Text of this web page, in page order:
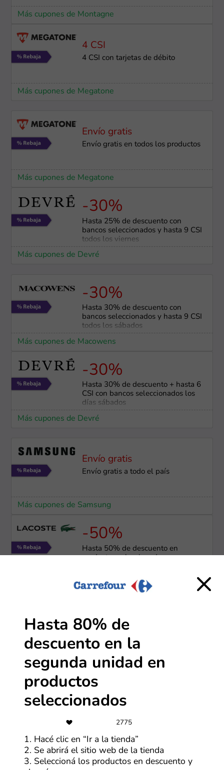
Más cupones de Montagne
4 CSI
4 CSI con tarjetas de débito
Más cupones de Megatone
Envío gratis
Envío gratis en todos los productos
Más cupones de Megatone
-30%
Hasta 25% de descuento con
bancos seleccionados y hasta 9 CSI
todos los viernes
Más cupones de Devré
-30%
Hasta 30% de descuento con
bancos seleccionados y hasta 9 CSI
todos los sábados
Más cupones de Macowens
-30%
Hasta 30% de descuento + hasta 6
CSI con bancos seleccionados los
días sábados
Más cupones de Devré
Envío gratis
Envío gratis a todo el país
Más cupones de Samsung
-50%
Hasta 50% de descuento en
productos seleccionados
Más cupones de Lacoste
12 CSI
MODO
Más cupones de Megatone
-60%
15 CSI en el Día de la Niñez
Más cupones de La Anónima
Hasta 80% de
descuento en la
segunda unidad en
productos
seleccionados
2775
1. Hacé clic en “Ir a la tienda”
2. Se abrirá el sitio web de la tienda
3. Seleccioná los productos en descuento y